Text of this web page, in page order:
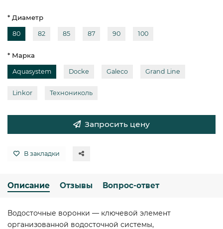
* Диаметр
80 82 85 87 90 100
* Марка
Aquasystem Docke Galeco Grand Line
Linkor Технониколь
Запросить цену
В закладки
Описание Отзывы Вопрос-ответ
Водосточные воронки — ключевой элемент
организованной водосточной системы,